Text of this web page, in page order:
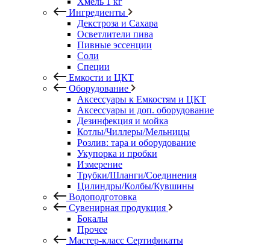
Ингредиенты
Декстроза и Сахара
Осветлители пива
Пивные эссенции
Соли
Специи
Емкости и ЦКТ
Оборудование
Аксессуары к Емкостям и ЦКТ
Аксессуары и доп. оборудование
Дезинфекция и мойка
Котлы/Чиллеры/Мельницы
Розлив: тара и оборудование
Укупорка и пробки
Измерение
Трубки/Шланги/Соединения
Цилиндры/Колбы/Кувшины
Водоподготовка
Сувенирная продукция
Бокалы
Прочее
Мастер-класс Сертификаты